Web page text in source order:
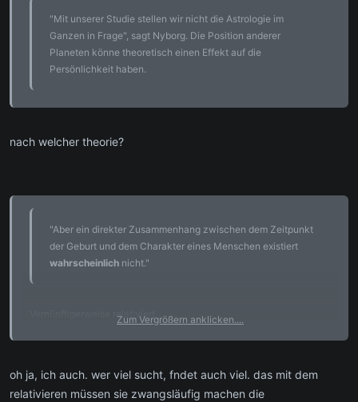
"Mit unserer Studie stellen wir nicht die Astrologie im
Ganzen in Frage", sagt Nyborg. Die Position anderer
Planeten könne theoretisch einen Effekt auf die
Persönlichkeit haben.
nach welcher theorie?
"Aber ein direkter Zusammenhang zwischen dem Zeitpunkt
der Geburt und dem Charakter eines Menschen existiert
wahrscheinlich nicht."
Vernünftigerweise relativiert.Zum Vergrößern anklicken....
oh ja, ich auch. wer viel sucht, fndet auch viel. das mit dem
relativieren müssen sie zwangsläufig machen die